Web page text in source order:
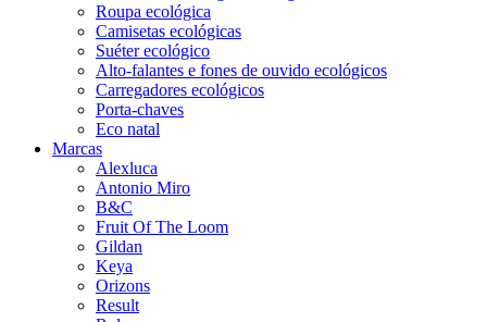
Roupa ecológica
Camisetas ecológicas
Suéter ecológico
Alto-falantes e fones de ouvido ecológicos
Carregadores ecológicos
Porta-chaves
Eco natal
Marcas
Alexluca
Antonio Miro
B&C
Fruit Of The Loom
Gildan
Keya
Orizons
Result